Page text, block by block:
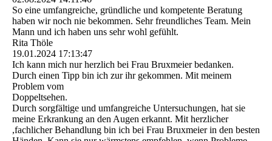
So eine umfangreiche, gründliche und kompetente Beratung
haben wir noch nie bekommen. Sehr freundliches Team. Mein
Mann und ich haben uns sehr wohl gefühlt.
Rita Thöle
19.01.2024 17:13:47
Ich kann mich nur herzlich bei Frau Bruxmeier bedanken.
Durch einen Tipp bin ich zur ihr gekommen. Mit meinem
Problem vom
Doppeltsehen.
Durch sorgfältige und umfangreiche Untersuchungen, hat sie
meine Erkrankung an den Augen erkannt. Mit herzlicher
,fachlicher Behandlung bin ich bei Frau Bruxmeier in den besten